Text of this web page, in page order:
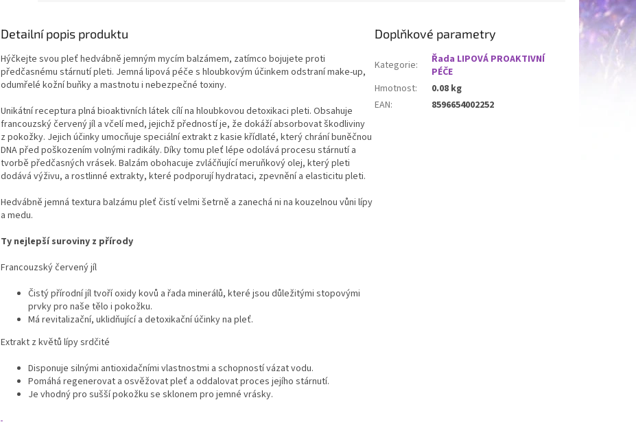
Detailní popis produktu
Hýčkejte svou pleť hedvábně jemným mycím balzámem, zatímco bojujete proti
předčasnému stárnutí pleti. Jemná lipová péče s hloubkovým účinkem odstraní make-up,
odumřelé kožní buňky a mastnotu i nebezpečné toxiny.
Unikátní receptura plná bioaktivních látek cílí na hloubkovou detoxikaci pleti. Obsahuje
francouzský červený jíl a včelí med, jejichž předností je, že dokáží absorbovat škodliviny
z pokožky. Jejich účinky umocňuje speciální extrakt z kasie křídlaté, který chrání buněčnou
DNA před poškozením volnými radikály. Díky tomu pleť lépe odolává procesu stárnutí a
tvorbě předčasných vrásek. Balzám obohacuje zvláčňující meruňkový olej, který pleti
dodává výživu, a rostlinné extrakty, které podporují hydrataci, zpevnění a elasticitu pleti.
Hedvábně jemná textura balzámu pleť čistí velmi šetrně a zanechá ni na kouzelnou vůni lípy
a medu.
Ty nejlepší suroviny z přírody
Francouzský červený jíl
Čistý přírodní jíl tvoří oxidy kovů a řada minerálů, které jsou důležitými stopovými
prvky pro naše tělo i pokožku.
Má revitalizační, uklidňující a detoxikační účinky na pleť.
Extrakt z květů lípy srdčité
Disponuje silnými antioxidačními vlastnostmi a schopností vázat vodu.
Pomáhá regenerovat a osvěžovat pleť a oddalovat proces jejího stárnutí.
Je vhodný pro sušší pokožku se sklonem pro jemné vrásky.
Doplňkové parametry
Kategorie:
Řada LIPOVÁ PROAKTIVNÍ
PÉČE
Hmotnost:
0.08 kg
EAN: 8596654002252